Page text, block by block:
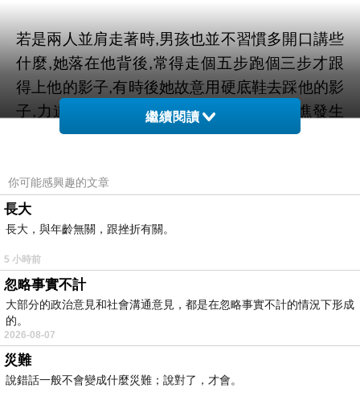
若是兩人並肩走著時,男孩也並不習慣多開口講些
什麼,她落在他背後,常得走個五步跑個三步才跟
得上他的影子,有時後她故意用硬底鞋去踩他的影
子,力道重重地,讓他聽到了聲音回頭過來瞧發生
的事情,她興奮地講一個從忘了名字的另一個男孩
是一個樣子,但是影子卻比我們人類總要短了半
截。他們是好善良好善良的外星人,想要自己的孩
子可以長出一個跟地球人一樣長的黑影子,所以一
定是不自覺地愛上拖著長長影子的地球人。那個
人煞有介事地說著若你要愛上一個外星人咧,那麼
你就最好把自己的影子給拖個老長,然後你便可以
常常瞧瞧你的背後有沒有一個影子短短的害羞的
人兒走著,若有就是了...
繼續閱讀
你可能感興趣的文章
長大
長大，與年齡無關，跟挫折有關。
5 小時前
忽略事實不計
大部分的政治意見和社會溝通意見，都是在忽略事實不計的情況下形成
的。
2026-08-07
災難
說錯話一般不會變成什麼災難；說對了，才會。